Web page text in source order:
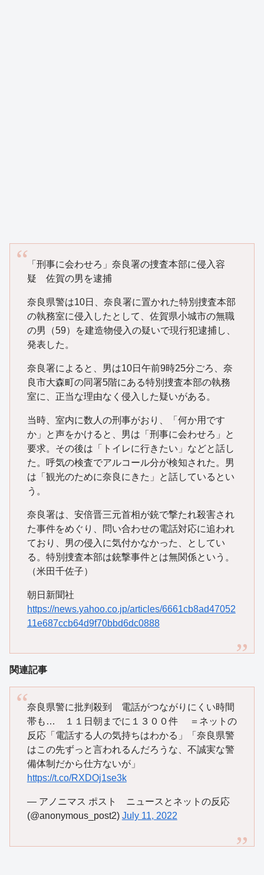
「刑事に会わせろ」奈良署の捜査本部に侵入容
疑 佐賀の男を逮捕
奈良県警は10日、奈良署に置かれた特別捜査本部
の執務室に侵入したとして、佐賀県小城市の無職
の男（59）を建造物侵入の疑いで現行犯逮捕し、
発表した。
奈良署によると、男は10日午前9時25分ごろ、奈
良市大森町の同署5階にある特別捜査本部の執務
室に、正当な理由なく侵入した疑いがある。
当時、室内に数人の刑事がおり、「何か用です
か」と声をかけると、男は「刑事に会わせろ」と
要求。その後は「トイレに行きたい」などと話し
た。呼気の検査でアルコール分が検知された。男
は「観光のために奈良にきた」と話しているとい
う。
奈良署は、安倍晋三元首相が銃で撃たれ殺害され
た事件をめぐり、問い合わせの電話対応に追われ
ており、男の侵入に気付かなかった、としてい
る。特別捜査本部は銃撃事件とは無関係という。
（米田千佐子）
朝日新聞社
https://news.yahoo.co.jp/articles/6661cb8ad47052
11e687ccb64d9f70bbd6dc0888
関連記事
奈良県警に批判殺到 電話がつながりにくい時間
帯も… １１日朝までに１３００件 ＝ネットの
反応「電話する人の気持ちはわかる」「奈良県警
はこの先ずっと言われるんだろうな、不誠実な警
備体制だから仕方ないが」
https://t.co/RXDOj1se3k
— アノニマス ポスト ニュースとネットの反応
(@anonymous_post2) July 11, 2022